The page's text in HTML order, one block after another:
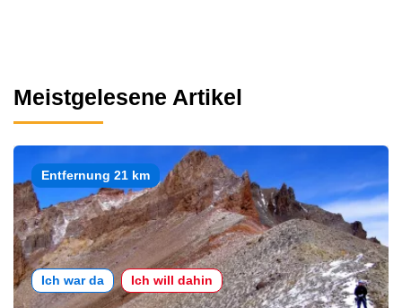
Meistgelesene Artikel
Entfernung 21 km
Ich war da Ich will dahin